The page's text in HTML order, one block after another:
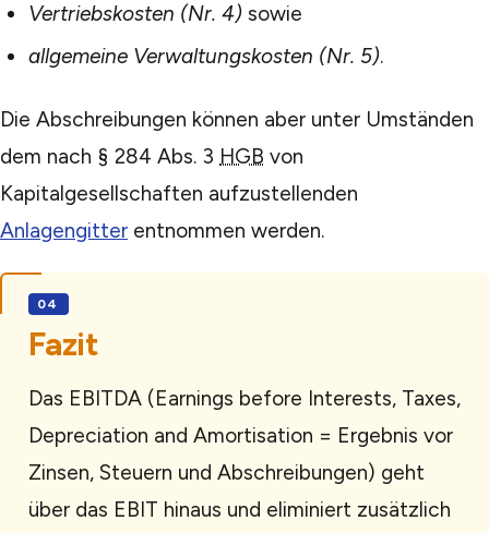
Vertriebskosten (Nr. 4)sowie
allgemeine Verwaltungskosten (Nr. 5).
Die Abschreibungen können aber unter Umständen
dem nach § 284 Abs. 3 HGB von
Kapitalgesellschaften aufzustellenden
Anlagengitter entnommen werden.
Fazit
Das EBITDA (Earnings before Interests, Taxes,
Depreciation and Amortisation = Ergebnis vor
Zinsen, Steuern und Abschreibungen) geht
über das EBIT hinaus und eliminiert zusätzlich